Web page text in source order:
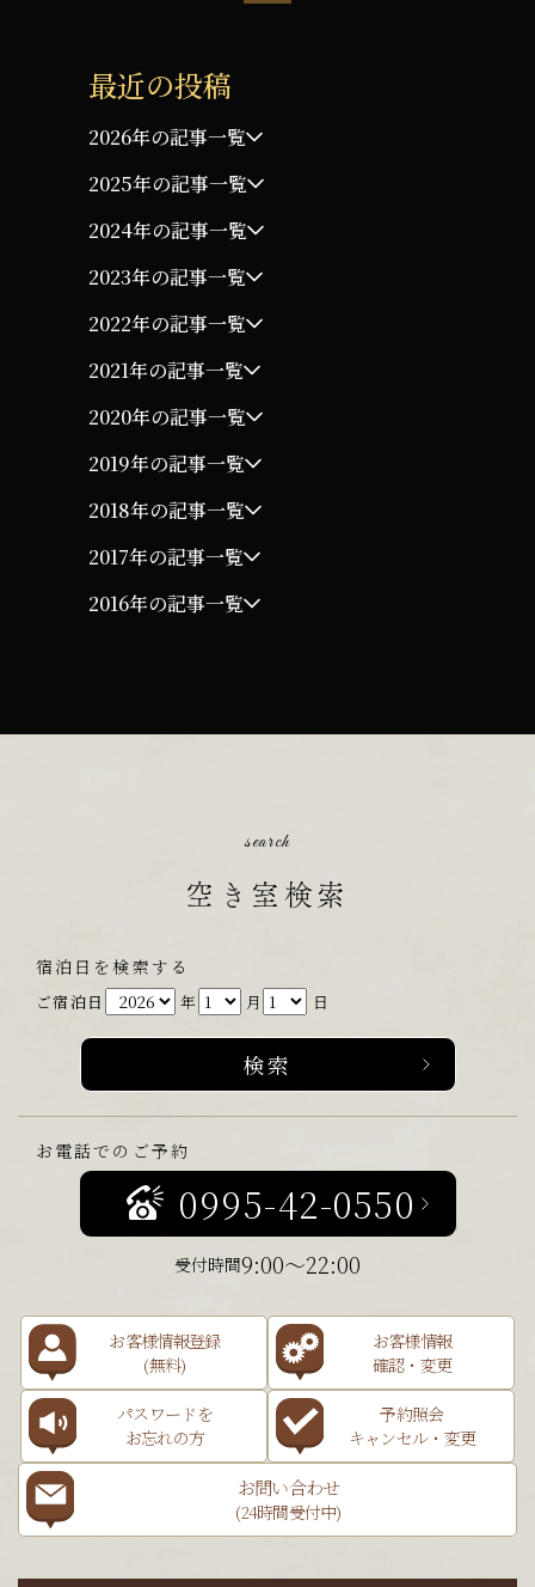
最近の投稿
2026年の記事一覧
2025年の記事一覧
2024年の記事一覧
2023年の記事一覧
2022年の記事一覧
2021年の記事一覧
2020年の記事一覧
2019年の記事一覧
2018年の記事一覧
2017年の記事一覧
2016年の記事一覧
search
空き室検索
宿泊日を検索する
ご宿泊日 年 月 日
お電話でのご予約
0995-42-0550
受付時間9:00～22:00
お客様情報登録
(無料)
お客様情報
確認・変更
パスワードを
お忘れの方
予約照会
キャンセル・変更
お問い合わせ
(24時間受付中)